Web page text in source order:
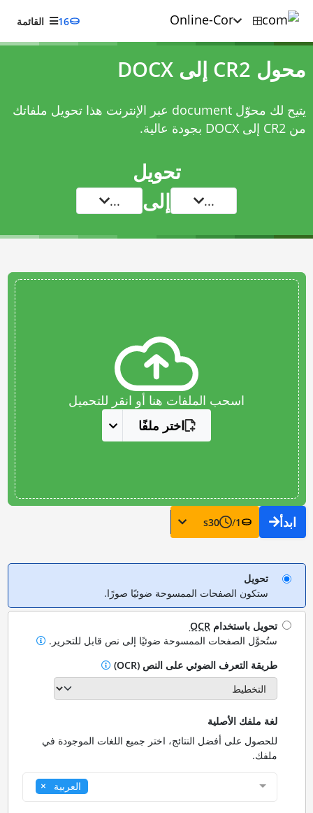
16 القائمة
محول CR2 إلى DOCX
يتيح لك محوّل document عبر الإنترنت هذا تحويل ملفاتك
من CR2 إلى DOCX بجودة عالية.
تحويل
... إلى ...
اسحب الملفات هنا أو انقر للتحميل
اختر ملفًا
ابدأ 1
/
30
s
تحويل
ستكون الصفحات الممسوحة ضوئيًا صورًا.
تحويل باستخدام OCR
ستُحوَّل الصفحات الممسوحة ضوئيًا إلى نص قابل للتحرير.
طريقة التعرف الضوئي على النص (OCR)
لغة ملفك الأصلية
للحصول على أفضل النتائج، اختر جميع اللغات الموجودة في
ملفك.
العربية